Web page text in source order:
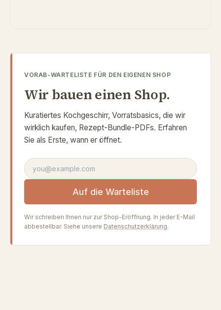
VORAB-WARTELISTE FÜR DEN EIGENEN SHOP
Wir bauen einen Shop.
Kuratiertes Kochgeschirr, Vorratsbasics, die wir
wirklich kaufen, Rezept-Bundle-PDFs. Erfahren
Sie als Erste, wann er öffnet.
E-Mail-Adresse
Auf die Warteliste
Wir schreiben Ihnen nur zur Shop-Eröffnung. In jeder E-Mail
abbestellbar. Siehe unsere Datenschutzerklärung.